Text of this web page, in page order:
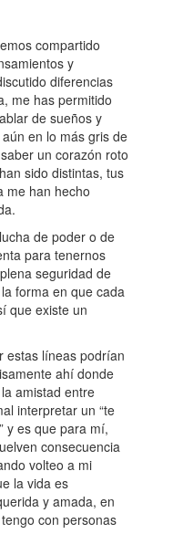
compartido
y
diferencias
me has permitido
de sueños y
en lo más gris de
un corazón roto
sido distintas, tus
me han hecho
de poder o de
para tenernos
seguridad de
forma en que cada
que existe un
estas líneas podrían
ahí donde
amistad entre
interpretar un “te
y es que para mí,
consecuencia
volteo a mi
la vida es
y amada, en
con personas